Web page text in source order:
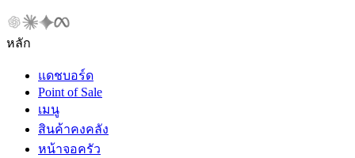
หลัก
แดชบอร์ด
Point of Sale
เมนู
สินค้าคงคลัง
หน้าจอครัว